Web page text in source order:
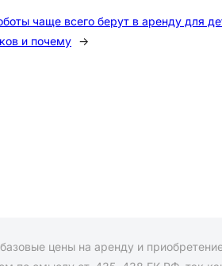
чаще всего берут в аренду для
и почему →
цены на аренду и